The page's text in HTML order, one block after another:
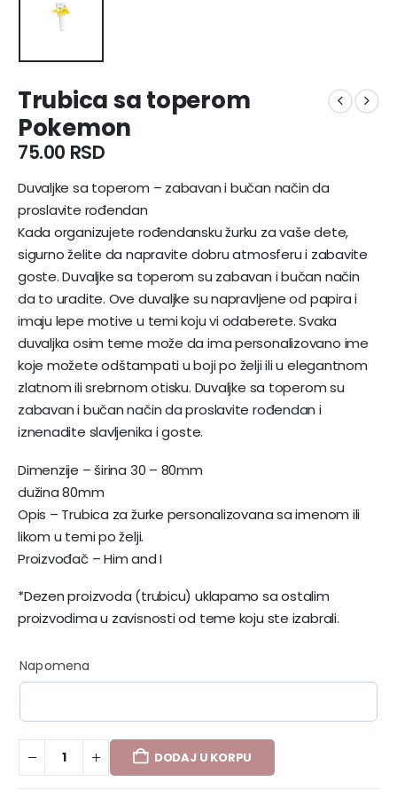
Trubica sa toperom
Pokemon
75.00 RSD
Duvaljke sa toperom – zabavan i bučan način da
proslavite rođendan
Kada organizujete rođendansku žurku za vaše dete,
sigurno želite da napravite dobru atmosferu i zabavite
goste. Duvaljke sa toperom su zabavan i bučan način
da to uradite. Ove duvaljke su napravljene od papira i
imaju lepe motive u temi koju vi odaberete. Svaka
duvaljka osim teme može da ima personalizovano ime
koje možete odštampati u boji po želji ili u elegantnom
zlatnom ili srebrnom otisku. Duvaljke sa toperom su
zabavan i bučan način da proslavite rođendan i
iznenadite slavljenika i goste.
Dimenzije – širina 30 – 80mm
dužina 80mm
Opis – Trubica za žurke personalizovana sa imenom ili
likom u temi po želji.
Proizvođač – Him and I
*Dezen proizvoda (trubicu) uklapamo sa ostalim
proizvodima u zavisnosti od teme koju ste izabrali.
Napomena
DODAJ U KORPU